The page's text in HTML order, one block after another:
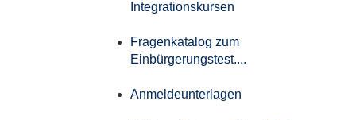
Integrationskursen
Fragenkatalog zum
Einbürgerungstest....
Anmeldeunterlagen